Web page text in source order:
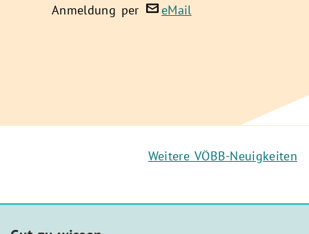
Anmeldung per
eMail
Weitere VÖBB-Neuigkeiten